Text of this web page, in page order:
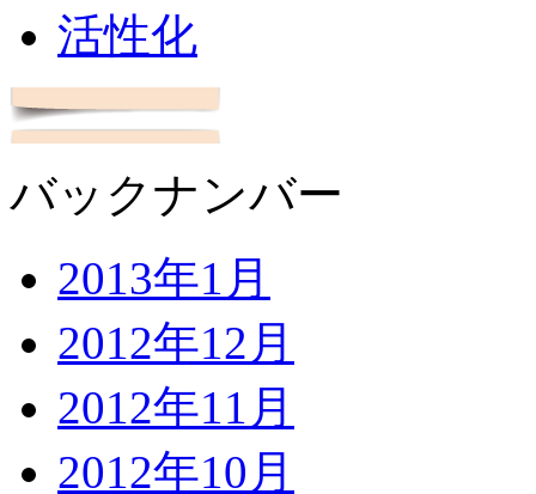
活性化
バックナンバー
2013年1月
2012年12月
2012年11月
2012年10月